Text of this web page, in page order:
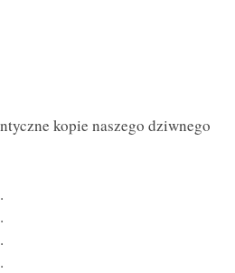
kopie naszego dziwnego